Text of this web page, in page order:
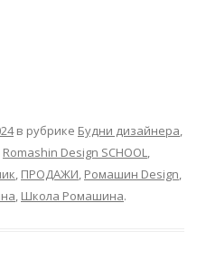
в рубрике Будни дизайнера,
Romashin Design SCHOOL,
, ПРОДАЖИ, Ромашин Design,
, Школа Ромашина.